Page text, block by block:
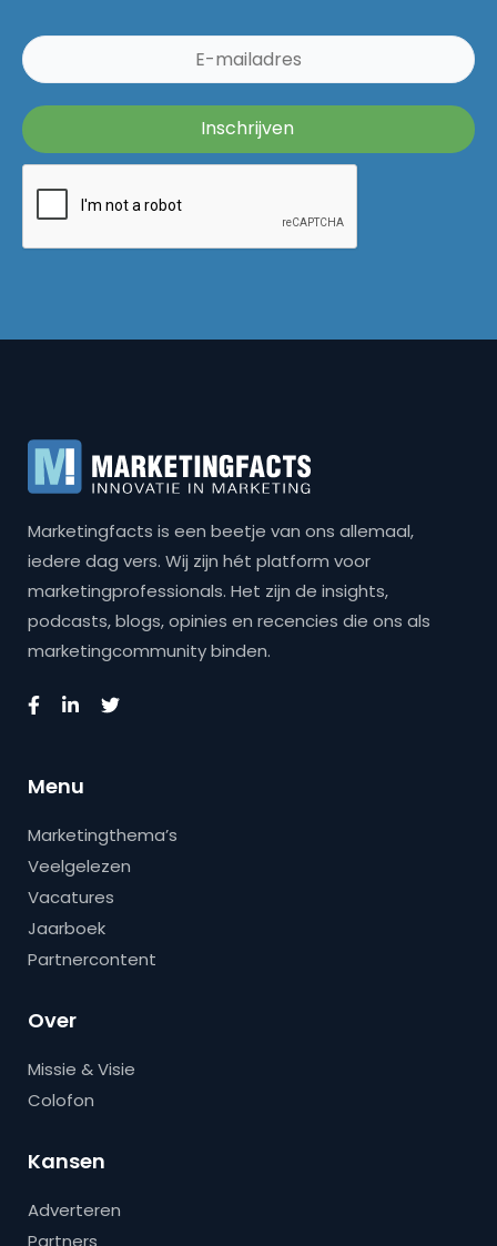
Marketingfacts is een beetje van ons allemaal,
iedere dag vers. Wij zijn hét platform voor
marketingprofessionals. Het zijn de insights,
podcasts, blogs, opinies en recencies die ons als
marketingcommunity binden.
Menu
Marketingthema’s
Veelgelezen
Vacatures
Jaarboek
Partnercontent
Over
Missie & Visie
Colofon
Kansen
Adverteren
Partners